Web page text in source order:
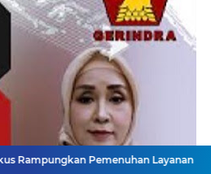
Pemenuhan Layanan Dasar dan